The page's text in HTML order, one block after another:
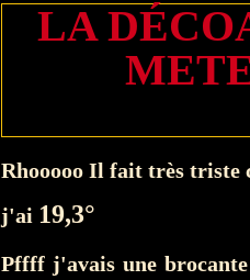
LA
Rhooooo Il fait très triste
j'ai 19,3°
Pffff j'avais une